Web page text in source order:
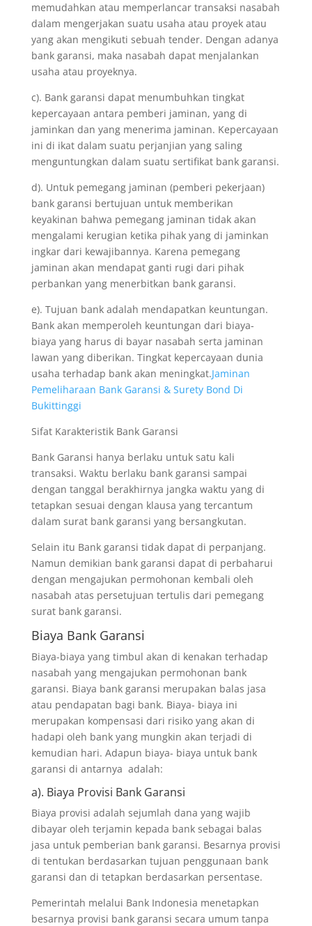
memudahkan atau memperlancar transaksi nasabah
dalam mengerjakan suatu usaha atau proyek atau
yang akan mengikuti sebuah tender. Dengan adanya
bank garansi, maka nasabah dapat menjalankan
usaha atau proyeknya.
c). Bank garansi dapat menumbuhkan tingkat
kepercayaan antara pemberi jaminan, yang di
jaminkan dan yang menerima jaminan. Kepercayaan
ini di ikat dalam suatu perjanjian yang saling
menguntungkan dalam suatu sertifikat bank garansi.
d). Untuk pemegang jaminan (pemberi pekerjaan)
bank garansi bertujuan untuk memberikan
keyakinan bahwa pemegang jaminan tidak akan
mengalami kerugian ketika pihak yang di jaminkan
ingkar dari kewajibannya. Karena pemegang
jaminan akan mendapat ganti rugi dari pihak
perbankan yang menerbitkan bank garansi.
e). Tujuan bank adalah mendapatkan keuntungan.
Bank akan memperoleh keuntungan dari biaya-
biaya yang harus di bayar nasabah serta jaminan
lawan yang diberikan. Tingkat kepercayaan dunia
usaha terhadap bank akan meningkat.Jaminan
Pemeliharaan Bank Garansi & Surety Bond Di
Bukittinggi
Sifat Karakteristik Bank Garansi
Bank Garansi hanya berlaku untuk satu kali
transaksi. Waktu berlaku bank garansi sampai
dengan tanggal berakhirnya jangka waktu yang di
tetapkan sesuai dengan klausa yang tercantum
dalam surat bank garansi yang bersangkutan.
Selain itu Bank garansi tidak dapat di perpanjang.
Namun demikian bank garansi dapat di perbaharui
dengan mengajukan permohonan kembali oleh
nasabah atas persetujuan tertulis dari pemegang
surat bank garansi.
Biaya Bank Garansi
Biaya-biaya yang timbul akan di kenakan terhadap
nasabah yang mengajukan permohonan bank
garansi. Biaya bank garansi merupakan balas jasa
atau pendapatan bagi bank. Biaya- biaya ini
merupakan kompensasi dari risiko yang akan di
hadapi oleh bank yang mungkin akan terjadi di
kemudian hari. Adapun biaya- biaya untuk bank
garansi di antarnya adalah:
a). Biaya Provisi Bank Garansi
Biaya provisi adalah sejumlah dana yang wajib
dibayar oleh terjamin kepada bank sebagai balas
jasa untuk pemberian bank garansi. Besarnya provisi
di tentukan berdasarkan tujuan penggunaan bank
garansi dan di tetapkan berdasarkan persentase.
Pemerintah melalui Bank Indonesia menetapkan
besarnya provisi bank garansi secara umum tanpa